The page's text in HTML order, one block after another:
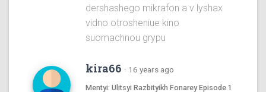
dershashego mikrafon a v lyshax
vidno otrosheniue kino
suomachnou grypu
kira66 · 16 years ago
Mentyi: Ulitsyi Razbityikh Fonarey Episode 1